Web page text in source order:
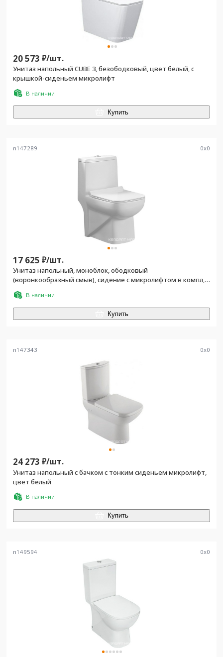
20 573 ₽/шт.
Унитаз напольный CUBE 3, безободковый, цвет белый, с
крышкой-сиденьем микролифт
В наличии
Купить
n147289 0x0
17 625 ₽/шт.
Унитаз напольный, моноблок, ободковый
(воронкообразный смыв), сидение с микролифтом в компл,
белый
В наличии
Купить
n147343 0x0
24 273 ₽/шт.
Унитаз напольный с бачком с тонким сиденьем микролифт,
цвет белый
В наличии
Купить
n149594 0x0